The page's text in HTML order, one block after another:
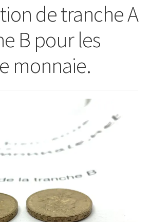
de tranche A
B pour les
monnaie.